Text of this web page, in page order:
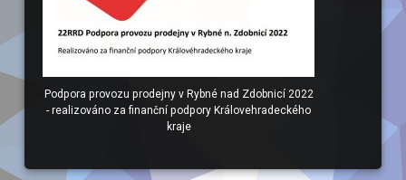
Podpora provozu prodejny v Rybné nad Zdobnicí 2022
- realizováno za finanční podpory Královehradeckého
kraje